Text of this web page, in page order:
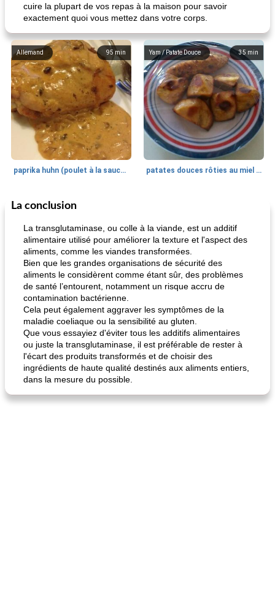
cuire la plupart de vos repas à la maison pour savoir
exactement quoi vous mettez dans votre corps.
95 min
Allemand
paprika huhn (poulet à la sauce paprika).
35 min
Yam / Patate Douce
patates douces rôties au miel / kumara
Petit déjeuner et brunch
quinoa petit déjeuner méditerranéen
La conclusion
La transglutaminase, ou colle à la viande, est un additif
alimentaire utilisé pour améliorer la texture et l'aspect des
aliments, comme les viandes transformées.
Bien que les grandes organisations de sécurité des
aliments le considèrent comme étant sûr, des problèmes
de santé l’entourent, notamment un risque accru de
contamination bactérienne.
Cela peut également aggraver les symptômes de la
maladie coeliaque ou la sensibilité au gluten.
Que vous essayiez d'éviter tous les additifs alimentaires
ou juste la transglutaminase, il est préférable de rester à
l'écart des produits transformés et de choisir des
ingrédients de haute qualité destinés aux aliments entiers,
dans la mesure du possible.